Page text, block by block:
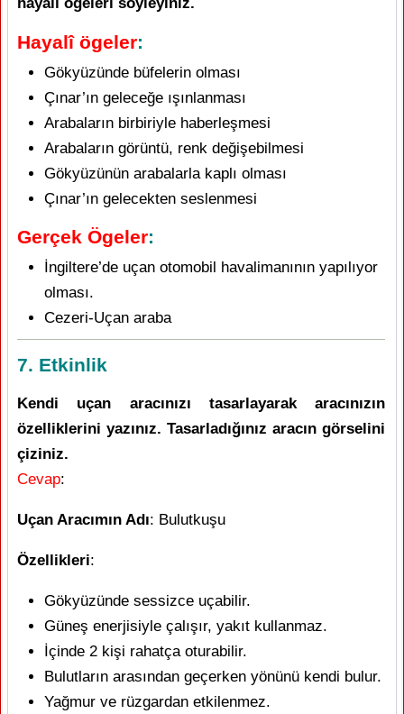
Hayalî ögeler:
Gökyüzünde büfelerin olması
Çınar’ın geleceğe ışınlanması
Arabaların birbiriyle haberleşmesi
Arabaların görüntü, renk değişebilmesi
Gökyüzünün arabalarla kaplı olması
Çınar’ın gelecekten seslenmesi
Gerçek Ögeler:
İngiltere’de uçan otomobil havalimanının yapılıyor
olması.
Cezeri-Uçan araba
7. Etkinlik
Kendi uçan aracınızı tasarlayarak aracınızın
özelliklerini yazınız. Tasarladığınız aracın görselini
çiziniz.
Cevap:
Uçan Aracımın Adı: Bulutkuşu
Özellikleri:
Gökyüzünde sessizce uçabilir.
Güneş enerjisiyle çalışır, yakıt kullanmaz.
İçinde 2 kişi rahatça oturabilir.
Bulutların arasından geçerken yönünü kendi bulur.
Yağmur ve rüzgardan etkilenmez.